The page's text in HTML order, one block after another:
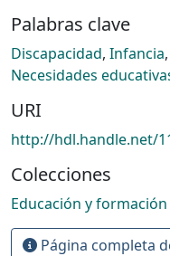
Palabras clave
Discapacidad, Infancia,
Necesidades
URI
http://hdl.handle.net/
Colecciones
Educación y formación
Página completa